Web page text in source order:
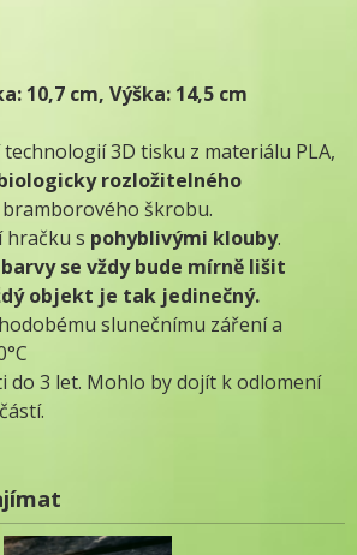
10,7 cm, Výška: 14,5 cm
3D tisku z materiálu PLA,
rozložitelného
škrobu.
hračku s pohyblivými klouby.
se vždy bude mírně lišit
objekt je tak jedinečný.
slunečnímu záření a
do 3 let. Mohlo by dojít k odlomení